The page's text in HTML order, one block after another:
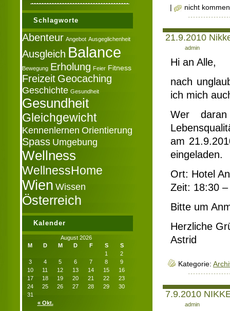
Schlagworte
Abenteur Angebot Ausgeglichenheit
Ausgleich Balance
Bewegung Erholung Feier Fitness
Freizeit Geocaching
Geschichte Gesundheit
Gesundheit
Gleichgewicht
Kennenlernen Orientierung
Spass Umgebung
Wellness
WellnessHome
Wien Wissen
Österreich
Kalender
August 2026
M
D M D F S S
« Okt.
1
2
3
4 5 6 7 8
9
10
11 12 13 14 15
16
17
18 19 20 21 22
23
24
25 26 27 28 29
30
31
nicht
21.9.2010
admin
Hi an Alle,
nach
ich mich
Wer
am
eingeladen.
Ort: Hotel
Zeit: 18:30
Bitte um
Herzliche
Astrid
Kategorie:
7.9.2010
admin